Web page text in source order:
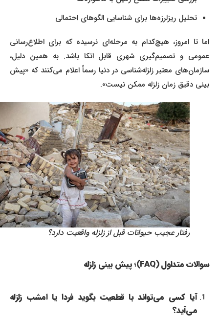
تحلیل ریز‌لرزه‌ها برای شناسایی الگوهای احتمالی
اما تا امروز، هیچ‌کدام به مرحله‌ای نرسیده که برای اطلاع‌رسانی
عمومی و تصمیم‌گیری شهری قابل اتکا باشد. به همین دلیل،
سازمان‌های معتبر زلزله‌شناسی در دنیا رسماً اعلام می‌کنند که «پیش‌
بینی دقیق زمان زلزله ممکن نیست».
رفتار عجیب حیوانات قبل از زلزله واقعیت دارد؟
سوالات متداول (FAQ)؛ پیش بینی زلزله
آیا کسی می‌تواند با قطعیت بگوید فردا یا امشب زلزله
می‌آید؟